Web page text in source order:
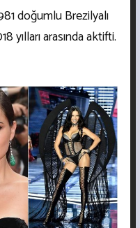
doğumlu Brezilyalı
yılları arasında aktifti.